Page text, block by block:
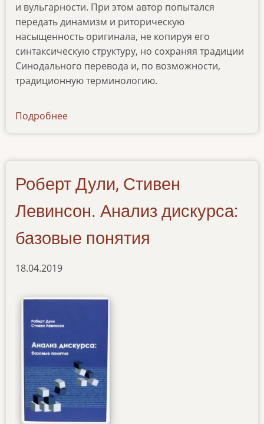
и вульгарности. При этом автор попытался
передать динамизм и риторическую
насыщенность оригинала, не копируя его
синтаксическую структуру, но сохраняя традиции
Синодального перевода и, по возможности,
традиционную терминологию.
Подробнее
Роберт Дули, Стивен
Левинсон. Анализ дискурса:
базовые понятия
18.04.2019